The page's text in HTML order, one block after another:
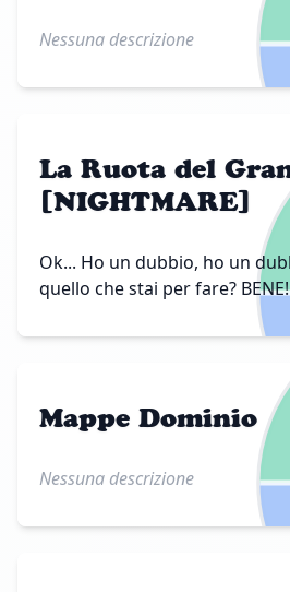
Nessuna descrizione
La Ruota del
[NIGHTMARE]
Ok... Ho un dubbio, ho un
quello che stai per fare?
Mappe Dominio
Nessuna descrizione